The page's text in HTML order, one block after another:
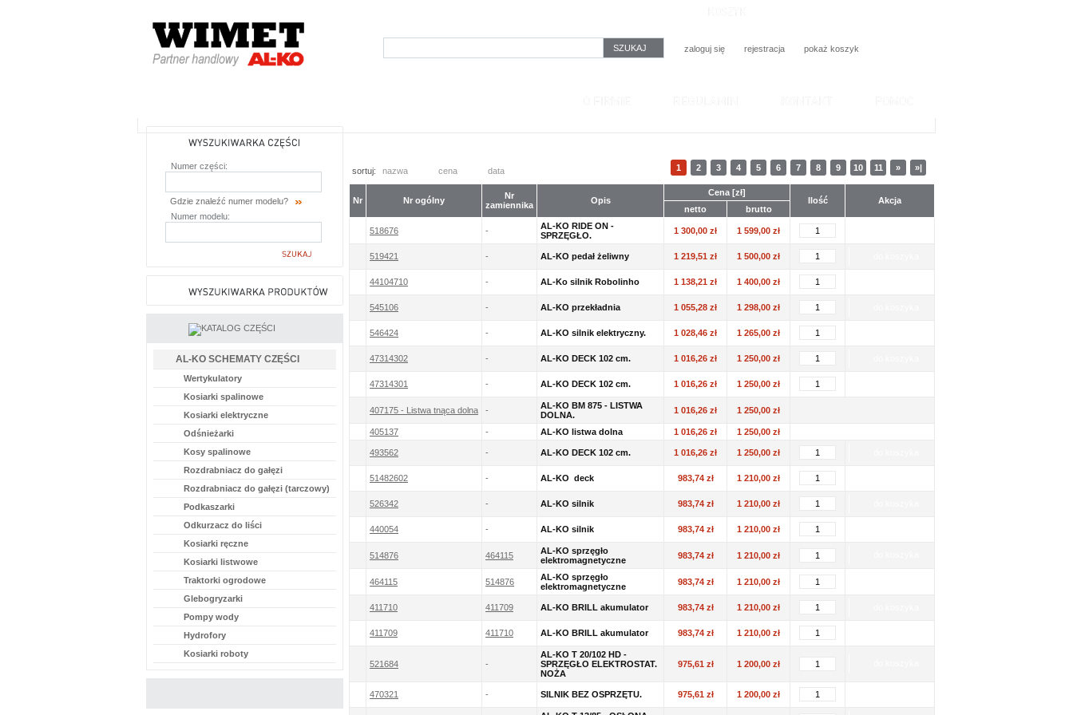
SZUKAJ zaloguj się rejestracja pokaż koszyk
Numer części:
Gdzie znaleźć numer modelu?
Numer modelu:
AL-KO SCHEMATY CZĘŚCI
Wertykulatory
Kosiarki spalinowe
Kosiarki elektryczne
Odśnieżarki
Kosy spalinowe
Rozdrabniacz do gałęzi
Rozdrabniacz do gałęzi (tarczowy)
Podkaszarki
Odkurzacz do liści
Kosiarki ręczne
Kosiarki listwowe
Traktorki ogrodowe
Glebogryzarki
Pompy wody
Hydrofory
Kosiarki roboty
sortuj: nazwa cena data 1 2 3 4 5 6 7 8 9 10 11 » »|
Nr Nr ogólny
Nr
zamiennika
Opis
Cena [zł]
Ilość
Akcja
netto
brutto
518676 -
AL-KO RIDE ON -
SPRZĘGŁO.
1 300,00 zł 1 599,00 zł
519421 - AL-KO pedał żeliwny 1 219,51 zł 1 500,00 zł
44104710 - AL-Ko silnik Robolinho 1 138,21 zł 1 400,00 zł
545106 - AL-KO przekładnia 1 055,28 zł 1 298,00 zł
546424 - AL-KO silnik elektryczny. 1 028,46 zł 1 265,00 zł
47314302 - AL-KO DECK 102 cm. 1 016,26 zł 1 250,00 zł
47314301 - AL-KO DECK 102 cm. 1 016,26 zł 1 250,00 zł
407175 - Listwa tnąca dolna -
AL-KO BM 875 - LISTWA
DOLNA.
1 016,26 zł 1 250,00 zł
405137 - AL-KO listwa dolna 1 016,26 zł 1 250,00 zł
493562 - AL-KO DECK 102 cm. 1 016,26 zł 1 250,00 zł
51482602 - AL-KO deck 983,74 zł 1 210,00 zł
526342 - AL-KO silnik 983,74 zł 1 210,00 zł
440054 - AL-KO silnik 983,74 zł 1 210,00 zł
514876 464115
AL-KO sprzęgło
elektromagnetyczne
983,74 zł 1 210,00 zł
464115 514876
AL-KO sprzęgło
elektromagnetyczne
983,74 zł 1 210,00 zł
411710 411709 AL-KO BRILL akumulator 983,74 zł 1 210,00 zł
411709 411710 AL-KO BRILL akumulator 983,74 zł 1 210,00 zł
521684 -
AL-KO T 20/102 HD -
SPRZĘGŁO ELEKTROSTAT.
NOŻA
975,61 zł 1 200,00 zł
470321 - SILNIK BEZ OSPRZĘTU. 975,61 zł 1 200,00 zł